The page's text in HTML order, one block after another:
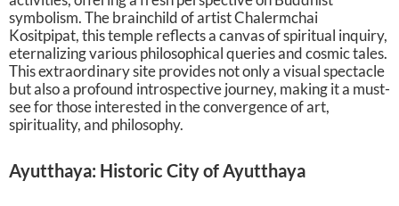
symbolism. The brainchild of artist Chalermchai
Kositpipat, this temple reflects a canvas of spiritual inquiry,
eternalizing various philosophical queries and cosmic tales.
This extraordinary site provides not only a visual spectacle
but also a profound introspective journey, making it a must-
see for those interested in the convergence of art,
spirituality, and philosophy.
Ayutthaya: Historic City of Ayutthaya